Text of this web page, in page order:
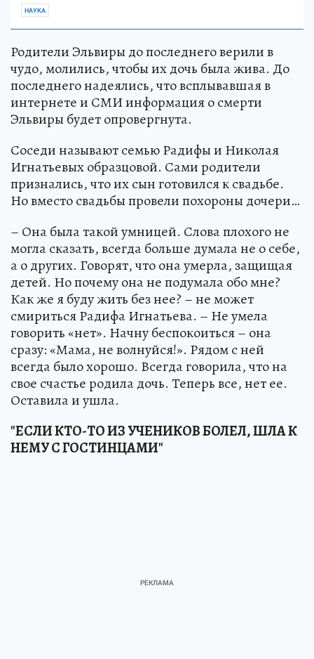
НАУКА
Родители Эльвиры до последнего верили в
чудо, молились, чтобы их дочь была жива. До
последнего надеялись, что всплывавшая в
интернете и СМИ информация о смерти
Эльвиры будет опровергнута.
Соседи называют семью Радифы и Николая
Игнатьевых образцовой. Сами родители
признались, что их сын готовился к свадьбе.
Но вместо свадьбы провели похороны дочери…
– Она была такой умницей. Слова плохого не
могла сказать, всегда больше думала не о себе,
а о других. Говорят, что она умерла, защищая
детей. Но почему она не подумала обо мне?
Как же я буду жить без нее? – не может
смириться Радифа Игнатьева. – Не умела
говорить «нет». Начну беспокоиться – она
сразу: «Мама, не волнуйся!». Рядом с ней
всегда было хорошо. Всегда говорила, что на
свое счастье родила дочь. Теперь все, нет ее.
Оставила и ушла.
"ЕСЛИ КТО-ТО ИЗ УЧЕНИКОВ БОЛЕЛ, ШЛА К
НЕМУ С ГОСТИНЦАМИ"